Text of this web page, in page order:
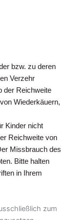
bzw. zu deren
Verzehr
der Reichweite
Wiederkäuern,
Kinder nicht
Reichweite von
Missbrauch des
Bitte halten
in Ihrem
zum